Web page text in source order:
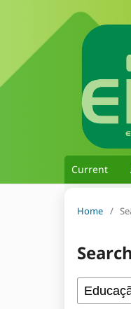
Current
Home /
Search